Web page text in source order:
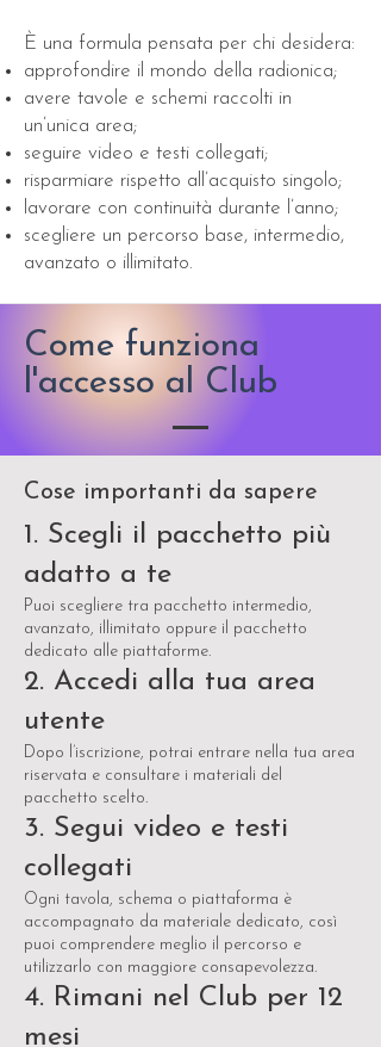
È una formula pensata per chi desidera:
approfondire il mondo della radionica;
avere tavole e schemi raccolti in
un’unica area;
seguire video e testi collegati;
risparmiare rispetto all’acquisto singolo;
lavorare con continuità durante l’anno;
scegliere un percorso base, intermedio,
avanzato o illimitato.
Come funziona
l'accesso al Club
Cose importanti da sapere
1. Scegli il pacchetto più
adatto a te
Puoi scegliere tra pacchetto intermedio,
avanzato, illimitato oppure il pacchetto
dedicato alle piattaforme.
2. Accedi alla tua area
utente
Dopo l’iscrizione, potrai entrare nella tua area
riservata e consultare i materiali del
pacchetto scelto.
3. Segui video e testi
collegati
Ogni tavola, schema o piattaforma è
accompagnato da materiale dedicato, così
puoi comprendere meglio il percorso e
utilizzarlo con maggiore consapevolezza.
4. Rimani nel Club per 12
mesi